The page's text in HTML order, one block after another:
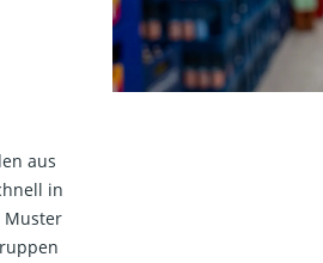
aus
in
Muster